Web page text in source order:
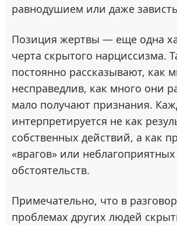
равнодушием или даже
Позиция жертвы — еще одна
черта скрытого нарциссизма.
постоянно рассказывают, как
несправедлив, как много они
мало получают признания.
интерпретируется не как
собственных действий, а как
«врагов» или неблагоприятных
обстоятельств.
Примечательно, что в
проблемах других людей